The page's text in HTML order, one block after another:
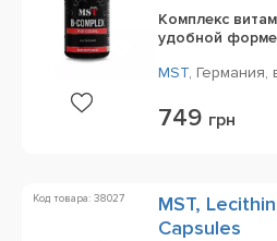
Комплекс
удобной форме
MST, Германия,
749 грн
Код товара: 38027
MST,
Capsules